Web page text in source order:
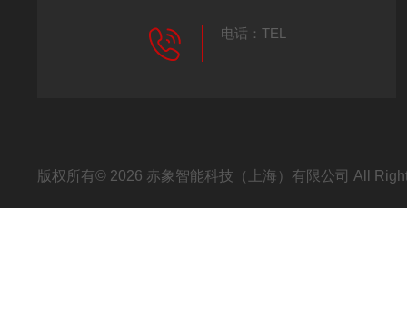
电话：TEL
版权所有© 2026 赤象智能科技（上海）有限公司 All